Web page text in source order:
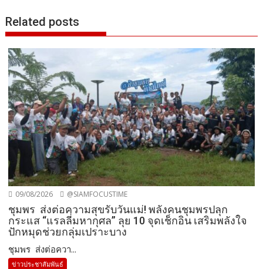
Related posts
09/08/2026 @SIAMFOCUSTIME
ชุมพร ส่งต่อความสุขรับวันแม่! พลังคนชุมพรปลุก
กระแส “แรลลี่มหากุศล” ลุย 10 จุดเช็กอิน เสริมพลังใจ
ปักหมุดช่วยกลุ่มเปราะบาง
ชุมพร ส่งต่อควา...
ข่าวประชาสัมพันธ์